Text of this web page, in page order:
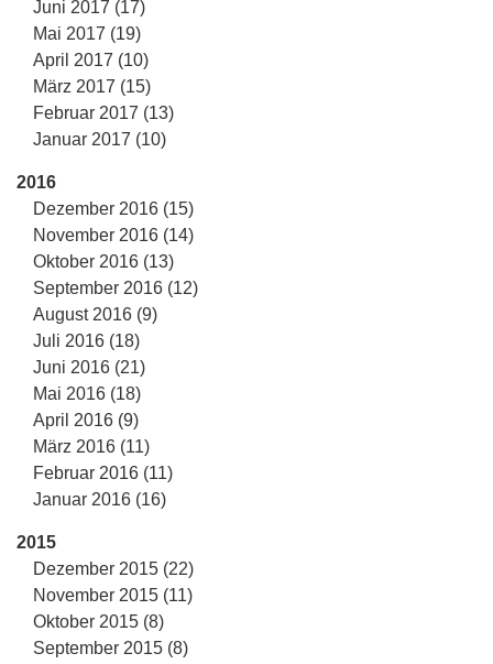
Juni 2017 (17)
Mai 2017 (19)
April 2017 (10)
März 2017 (15)
Februar 2017 (13)
Januar 2017 (10)
2016
Dezember 2016 (15)
November 2016 (14)
Oktober 2016 (13)
September 2016 (12)
August 2016 (9)
Juli 2016 (18)
Juni 2016 (21)
Mai 2016 (18)
April 2016 (9)
März 2016 (11)
Februar 2016 (11)
Januar 2016 (16)
2015
Dezember 2015 (22)
November 2015 (11)
Oktober 2015 (8)
September 2015 (8)